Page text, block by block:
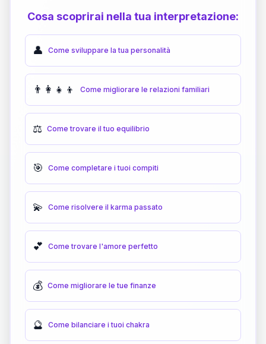
Cosa scoprirai nella tua interpretazione:
👤 Come sviluppare la tua personalità
👨‍👩‍👧‍👦 Come migliorare le relazioni familiari
⚖️ Come trovare il tuo equilibrio
🎯 Come completare i tuoi compiti
💫 Come risolvere il karma passato
💕 Come trovare l'amore perfetto
💰 Come migliorare le tue finanze
🔮 Come bilanciare i tuoi chakra